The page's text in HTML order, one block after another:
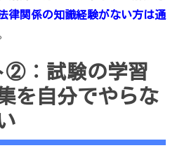
律関係の知識経験がない方は通
②：試験の学習
を自分でやらな